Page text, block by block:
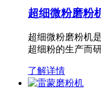
超细微粉磨粉
超细微粉磨粉机
超细粉的生产而
了解详情